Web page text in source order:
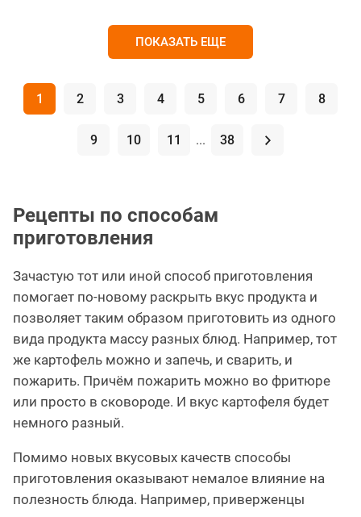
ПОКАЗАТЬ ЕЩЕ
1 2 3 4 5 6 7 8
9 10 11 ... 38 .
Рецепты по способам
приготовления
Зачастую тот или иной способ приготовления
помогает по-новому раскрыть вкус продукта и
позволяет таким образом приготовить из одного
вида продукта массу разных блюд. Например, тот
же картофель можно и запечь, и сварить, и
пожарить. Причём пожарить можно во фритюре
или просто в сковороде. И вкус картофеля будет
немного разный.
Помимо новых вкусовых качеств способы
приготовления оказывают немалое влияние на
полезность блюда. Например, приверженцы